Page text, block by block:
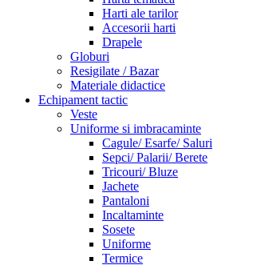
Harti ale tarilor
Accesorii harti
Drapele
Globuri
Resigilate / Bazar
Materiale didactice
Echipament tactic
Veste
Uniforme si imbracaminte
Cagule/ Esarfe/ Saluri
Sepci/ Palarii/ Berete
Tricouri/ Bluze
Jachete
Pantaloni
Incaltaminte
Sosete
Uniforme
Termice